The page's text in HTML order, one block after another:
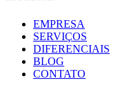
EMPRESA
SERVIÇOS
DIFERENCIAIS
BLOG
CONTATO